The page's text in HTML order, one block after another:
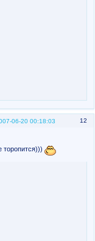
12
06-20 00:18:03
торопится)))